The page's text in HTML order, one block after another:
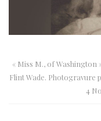
« Miss M., of Washington
Flint Wade. Photogravure
4